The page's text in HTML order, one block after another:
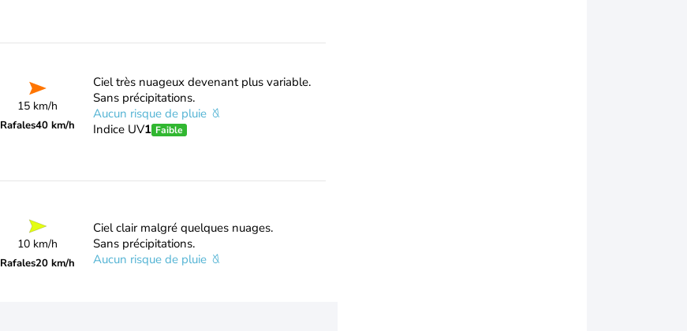
15 km/h
Rafales40 km/h
Ciel très nuageux devenant plus variable.
Sans précipitations.
Aucun risque de pluie
Indice UV1 Faible
10 km/h
Rafales20 km/h
Ciel clair malgré quelques nuages.
Sans précipitations.
Aucun risque de pluie